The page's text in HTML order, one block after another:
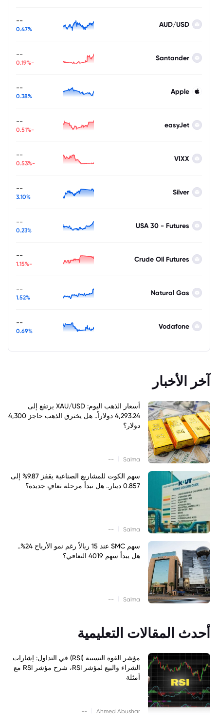
AUD/USD
--
0.47%
Santander
--
-0.19%
Apple
--
0.38%
easyJet
--
-0.51%
VIXX
--
-0.53%
Silver
--
3.10%
USA 30 - Futures
--
0.23%
Crude Oil Futures
--
-1.15%
Natural Gas
--
1.52%
Vodafone
--
0.69%
آخر الأخبار
أسعار الذهب اليوم: XAU/USD يرتفع إلى
4,293.24 دولاراً.. هل يخترق الذهب حاجز 4,300
دولار؟
Salma
--
سهم الكوت للمشاريع الصناعية يقفز 9.87% إلى
0.857 دينار.. هل تبدأ مرحلة تعافٍ جديدة؟
Salma
--
سهم SMC عند 15 ريالاً رغم نمو الأرباح 24%..
هل يبدأ سهم 4019 التعافي؟
Salma
--
أحدث المقالات التعليمية
مؤشر القوة النسبية (RSI) في التداول: إشارات
الشراء والبيع لمؤشر RSI، شرح مؤشر RSI مع
أمثلة
Ahmed Abushar
--